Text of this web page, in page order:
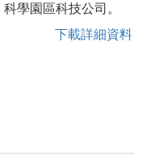
科學園區科技公司。
下載詳細資料